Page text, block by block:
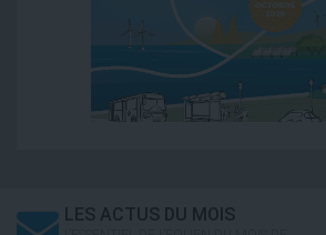
LES ACTUS DU MOIS